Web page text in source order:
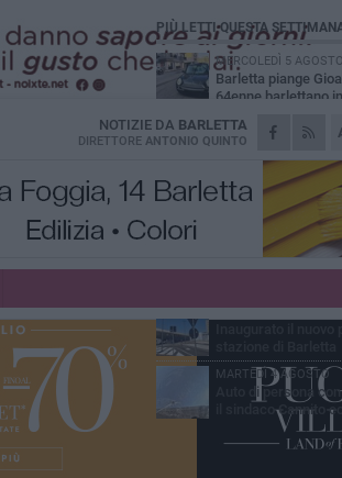
NOTIZIE DA BARLETTA
DIRETTORE ANTONIO QUINTO
PIÙ LETTI QUESTA
MERCOLEDÌ 5 AGOSTO
Barletta piange
64enne barlettano
GIOVEDÌ 6 AGOSTO
Il ricordo di "Cecco",
sorriso: «Contava i
separavano dalla pensione»
MERCOLEDÌ 5
Jova Summer
sopralluogo
DOMENICA 2 AGOSTO
Beni confiscati alla
VENERDÌ 31 LUGLIO
MARTEDÌ 4 AGOSTO
Auto di persona
il sindaco Cannito